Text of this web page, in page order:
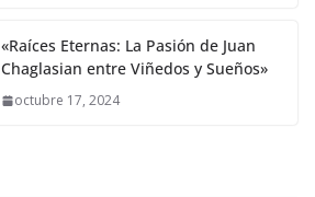
«Raíces Eternas: La Pasión de Juan
Chaglasian entre Viñedos y Sueños»
octubre 17, 2024